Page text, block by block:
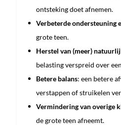
ontsteking doet afnemen.
Verbeterde ondersteuning
grote teen.
Herstel van (meer)
belasting verspreid over
Betere balans: een betere
verstappen of struikelen
Vermindering van overige
de grote teen afneemt.